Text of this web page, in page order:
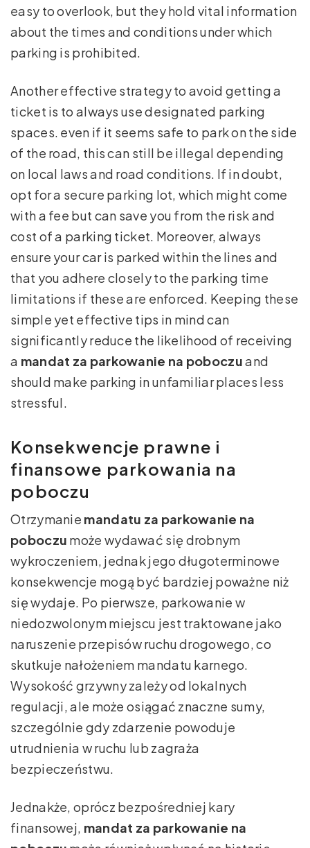
easy to overlook, but they hold vital information
about the times and conditions under which
parking is prohibited.
Another effective strategy to avoid getting a
ticket is to always use designated parking
spaces. even if it seems safe to park on the side
of the road, this can still be illegal depending
on local laws and road conditions. If in doubt,
opt for a secure parking lot, which might come
with a fee but can save you from the risk and
cost of a parking ticket. Moreover, always
ensure your car is parked within the lines and
that you adhere closely to the parking time
limitations if these are enforced. Keeping these
simple yet effective tips in mind can
significantly reduce the likelihood of receiving
a mandat za parkowanie na poboczuand
should make parking in unfamiliar places less
stressful.
Konsekwencje prawne i
finansowe parkowania na
poboczu
Otrzymanie mandatu za parkowanie na
poboczu może wydawać się drobnym
wykroczeniem, jednak jego długoterminowe
konsekwencje mogą być bardziej poważne niż
się wydaje. Po pierwsze, parkowanie w
niedozwolonym miejscu jest traktowane jako
naruszenie przepisów ruchu drogowego, co
skutkuje nałożeniem mandatu karnego.
Wysokość grzywny zależy od lokalnych
regulacji, ale może osiągać znaczne sumy,
szczególnie gdy zdarzenie powoduje
utrudnienia w ruchu lub zagraża
bezpieczeństwu.
Jednakże, oprócz bezpośredniej kary
finansowej, mandat za parkowanie na